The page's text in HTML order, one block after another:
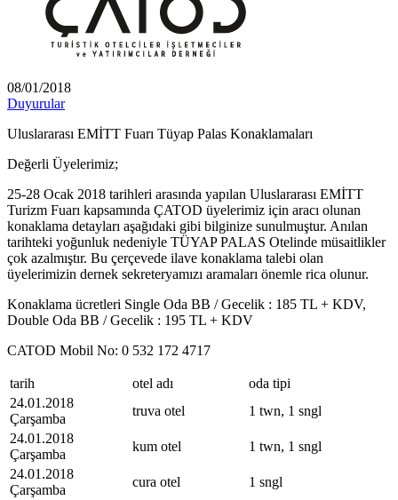
08/01/2018
Duyurular
Uluslararası EMİTT Fuarı Tüyap Palas Konaklamaları
Değerli Üyelerimiz;
25-28 Ocak 2018 tarihleri arasında yapılan Uluslararası EMİTT
Turizm Fuarı kapsamında ÇATOD üyelerimiz için aracı olunan
konaklama detayları aşağıdaki gibi bilginize sunulmuştur. Anılan
tarihteki yoğunluk nedeniyle TÜYAP PALAS Otelinde müsaitlikler
çok azalmıştır. Bu çerçevede ilave konaklama talebi olan
üyelerimizin dernek sekreteryamızı aramaları önemle rica olunur.
Konaklama ücretleri Single Oda BB / Gecelik : 185 TL + KDV,
Double Oda BB / Gecelik : 195 TL + KDV
CATOD Mobil No: 0 532 172 4717
tarih otel adı
oda tipi
24.01.2018
Çarşamba
truva otel
1 twn, 1 sngl
24.01.2018
Çarşamba
kum otel
1 twn, 1 sngl
24.01.2018
Çarşamba
cura otel
1 sngl